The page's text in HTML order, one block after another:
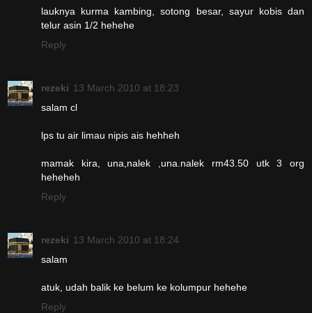
lauknya kurma kambing, sotong besar, sayur kobis dan
telur asin 1/2 hehehe
Reply
rezeki 13 March 2010 at 18:23
salam cl
lps tu air limau nipis ais hehheh
mamak kira, una,nalek ,una.nalek rm43.50 utk 3 org
heheheh
Reply
rezeki 13 March 2010 at 18:24
salam
atuk, udah balik ke belum ke kolumpur hehehe
Reply